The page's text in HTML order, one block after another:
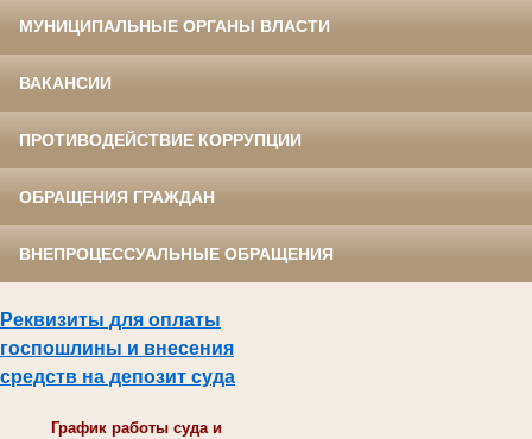
МУНИЦИПАЛЬНЫЕ ОРГАНЫ ВЛАСТИ
ВАКАНСИИ
ПРОТИВОДЕЙСТВИЕ КОРРУПЦИИ
ОБРАЩЕНИЯ ГРАЖДАН
ВНЕПРОЦЕССУАЛЬНЫЕ ОБРАЩЕНИЯ
Реквизиты для оплаты
госпошлины и внесения
средств на депозит суда
График работы суда и